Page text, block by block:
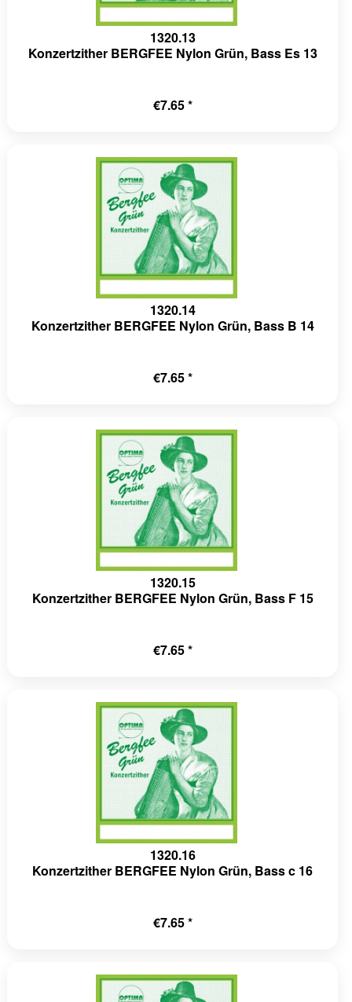
1320.13
Konzertzither BERGFEE Nylon Grün, Bass Es 13
€7.65 *
1320.14
Konzertzither BERGFEE Nylon Grün, Bass B 14
€7.65 *
1320.15
Konzertzither BERGFEE Nylon Grün, Bass F 15
€7.65 *
1320.16
Konzertzither BERGFEE Nylon Grün, Bass c 16
€7.65 *